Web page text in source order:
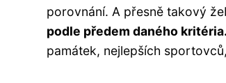
porovnání. A přesně takový
podle předem daného kritéria.
památek, nejlepších